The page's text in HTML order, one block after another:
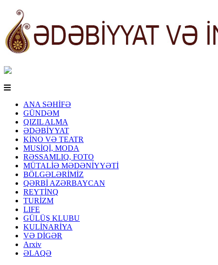
ANA SƏHİFƏ
GÜNDƏM
QIZIL ALMA
ƏDƏBİYYAT
KİNO VƏ TEATR
MUSİQİ, MODA
RƏSSAMLIQ, FOTO
MÜTALİƏ MƏDƏNİYYƏTİ
BÖLGƏLƏRİMİZ
QƏRBİ AZƏRBAYCAN
REYTİNQ
TURİZM
LIFE
GÜLÜŞ KLUBU
KULİNARİYA
VƏ DİGƏR
Arxiv
ƏLAQƏ